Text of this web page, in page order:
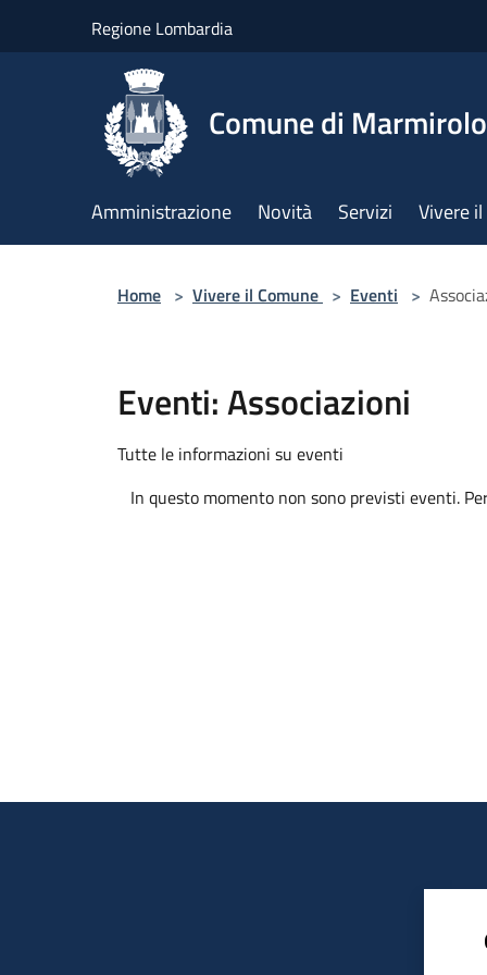
Regione Lombardia
Comune di Marmirolo
Amministrazione Novità Servizi Vivere
Home > Vivere il Comune > Eventi >
Eventi: Associazioni
Tutte le informazioni su eventi
In questo momento non sono previsti eventi.